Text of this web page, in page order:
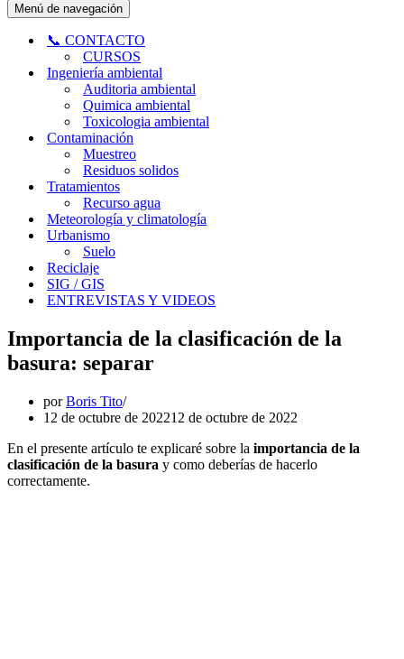
Menú de navegación
📞 CONTACTO
CURSOS
Ingeniería ambiental
Auditoria ambiental
Quimica ambiental
Toxicologia ambiental
Contaminación
Muestreo
Residuos solidos
Tratamientos
Recurso agua
Meteorología y climatología
Urbanismo
Suelo
Reciclaje
SIG / GIS
ENTREVISTAS Y VIDEOS
Importancia de la clasificación de la
basura: separar
porBoris Tito
12 de octubre de 202212 de octubre de 2022
En el presente artículo te explicaré sobre la importancia de la
clasificación de la basura y como deberías de hacerlo
correctamente.